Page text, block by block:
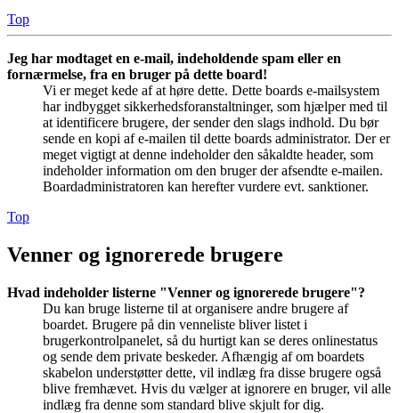
Top
Jeg har modtaget en e-mail, indeholdende spam eller en
fornærmelse, fra en bruger på dette board!
Vi er meget kede af at høre dette. Dette boards e-mailsystem
har indbygget sikkerhedsforanstaltninger, som hjælper med til
at identificere brugere, der sender den slags indhold. Du bør
sende en kopi af e-mailen til dette boards administrator. Der er
meget vigtigt at denne indeholder den såkaldte header, som
indeholder information om den bruger der afsendte e-mailen.
Boardadministratoren kan herefter vurdere evt. sanktioner.
Top
Venner og ignorerede brugere
Hvad indeholder listerne "Venner og ignorerede brugere"?
Du kan bruge listerne til at organisere andre brugere af
boardet. Brugere på din venneliste bliver listet i
brugerkontrolpanelet, så du hurtigt kan se deres onlinestatus
og sende dem private beskeder. Afhængig af om boardets
skabelon understøtter dette, vil indlæg fra disse brugere også
blive fremhævet. Hvis du vælger at ignorere en bruger, vil alle
indlæg fra denne som standard blive skjult for dig.